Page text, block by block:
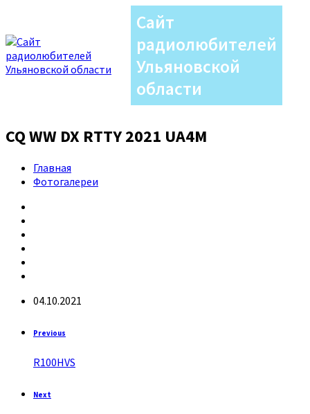
Сайт
радиолюбителей
Ульяновской
области
CQ WW DX RTTY 2021 UA4M
Главная
Фотогалереи
04.10.2021
Previous
R100HVS
Next